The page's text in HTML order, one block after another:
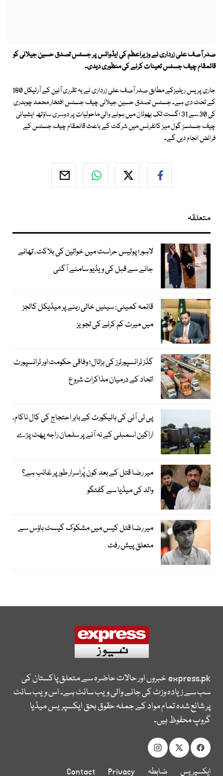
صدر آصف علی زرداری نے وزیراعظم کی ایڈوائس پر جسٹس تصدق حسین جیلانی کو
قائمقام چیف جسٹس تعینات کرنے کی منظوری دیدی۔
جاری پریس ریلیزکے مطابق صدر آصف علی زرداری نے یہ تقرری آئین کے آرٹیکل 180
کے تحت دی ہے۔ جسٹس تصدق حسین جیلانی چیف جسٹس افتخار محمد چوہدری
کی 30 سے 31 اگست تک بھوٹان میں ہونے والی ماحولیات پر دوسری ساؤتھ ایشیائی
چیف جسٹسز گول میز کانفرنس میں شرکت کے باعث قائمقام چیف جسٹس کے
فرائض انجام دیں گے۔
متعلقہ
لاہور؛ پولیس حراست میں خواتین کی ہلاکت، تھانے
جانے سے قبل کی ویڈیو سامنے آگئی
قائمہ کمیٹی: سیٹیں خالی رہنے پر میڈیکل کالجز
میں میرٹ کم کرنے کی تجویز
گڈز ٹرانسپورٹرز کی ہڑتال؛ وفاقی حکومت اور ٹرانسپورٹ
اتحاد کے درمیان مذاکرات شروع
پی ٹی آئی کی ہائیکورٹ کے باہر احتجاج کی کال ناکام،
اراکین اسمبلی کے نہ آنے پر سلمان راجہ پھٹ پڑے
میر رضا قتل کے بعد کون پُراسرار طور پر غائب ہے؟
والد کی میڈیا سے گفتگو
میر رضا قتل کیس میں مشکوک گیسٹ ہاؤس سے
متعلق پیش رفت
express.pkخبروں اور حالات حاضرہ سے متعلق پاکستان کی
سب سے زیادہ وزٹ کی جانے والی ویب سائٹ ہے۔ اس ویب سائٹ
پر شائع شدہ تمام مواد کے جملہ حقوق بحق ایکسپریس میڈیا
گروپ محفوظ ہیں۔
ایکسپریس
ضابطہ
Privacy
Contact